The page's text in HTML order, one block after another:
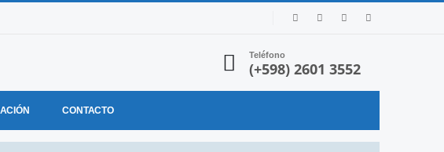
Teléfono
(+598) 2601 3552
CONTACTO